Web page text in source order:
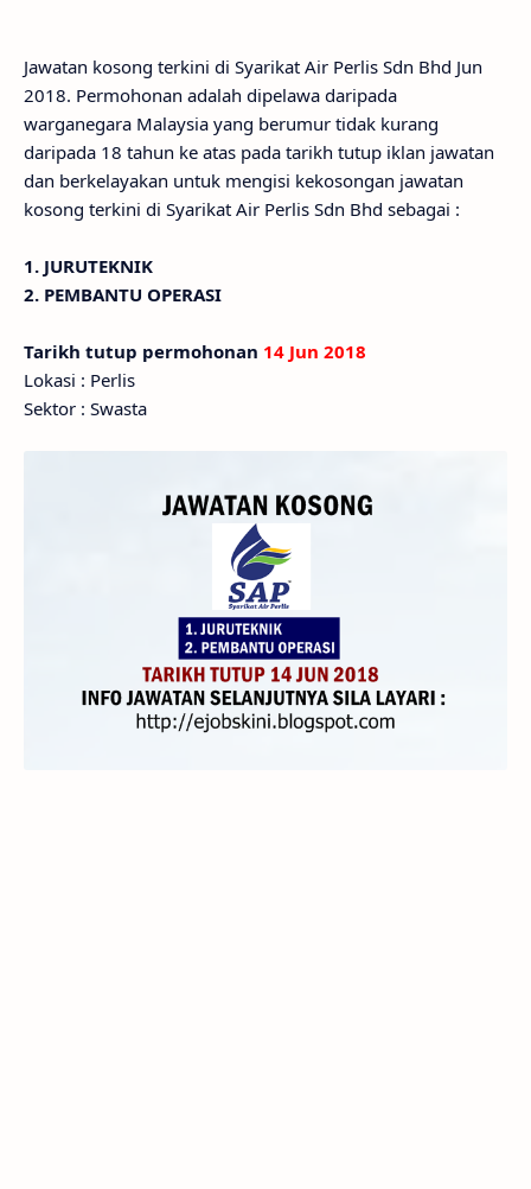
Jawatan kosong terkini di Syarikat Air Perlis Sdn Bhd Jun
2018. Permohonan adalah dipelawa daripada
warganegara Malaysia yang berumur tidak kurang
daripada 18 tahun ke atas pada tarikh tutup iklan jawatan
dan berkelayakan untuk mengisi kekosongan jawatan
kosong terkini di Syarikat Air Perlis Sdn Bhd sebagai :
1. JURUTEKNIK
2. PEMBANTU OPERASI
Tarikh tutup permohonan 14 Jun 2018
Lokasi : Perlis
Sektor : Swasta